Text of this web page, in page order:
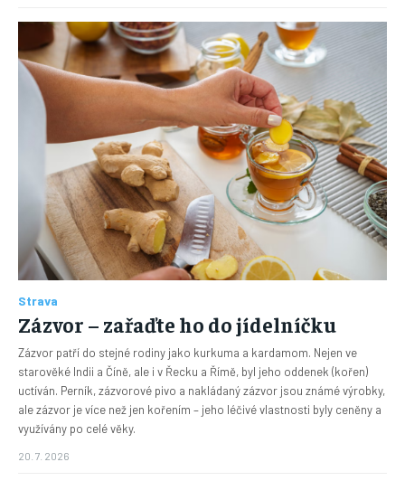
Strava
Zázvor – zařaďte ho do jídelníčku
Zázvor patří do stejné rodiny jako kurkuma a kardamom. Nejen ve
starověké Indii a Číně, ale i v Řecku a Římě, byl jeho oddenek (kořen)
uctíván. Perník, zázvorové pivo a nakládaný zázvor jsou známé výrobky,
ale zázvor je více než jen kořením – jeho léčivé vlastnosti byly ceněny a
využívány po celé věky.
20. 7. 2026